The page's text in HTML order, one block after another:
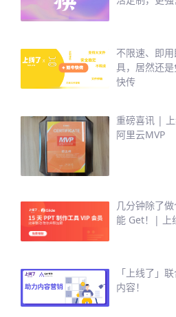
不限速、即
具，居然还
快传
重磅喜讯 |
阿里云MVP
几分钟除了
能 Get！| 上
「上线了」
内容！